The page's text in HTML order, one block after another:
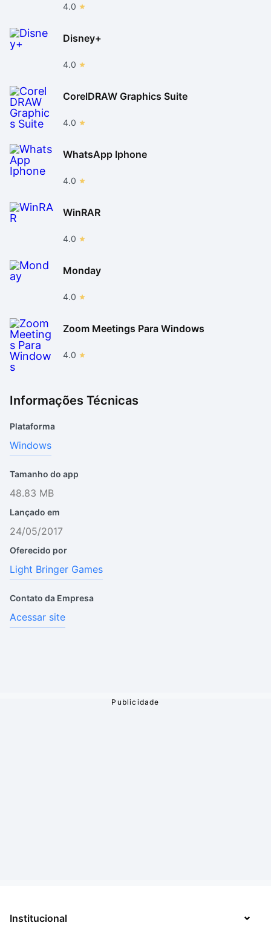
4.0
Disney+
4.0
CorelDRAW Graphics Suite
4.0
WhatsApp Iphone
4.0
WinRAR
4.0
Monday
4.0
Zoom Meetings Para Windows
4.0
Informações Técnicas
Plataforma
Windows
Tamanho do app
48.83 MB
Lançado em
24/05/2017
Oferecido por
Light Bringer Games
Contato da Empresa
Acessar site
Institucional